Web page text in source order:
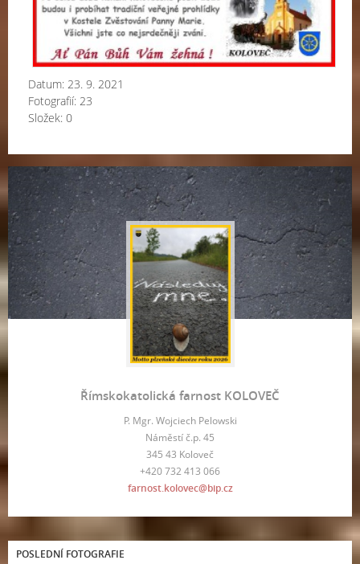
Datum: 23. 9. 2021
Fotografií: 23
Složek: 0
Římskokatolická farnost KOLOVEČ
P. Mgr. Wojciech Pelowski
Náměstí č.p. 45
345 43 Koloveč
+420 732 413 066
farnost.kolovec@bip.cz
POSLEDNÍ FOTOGRAFIE